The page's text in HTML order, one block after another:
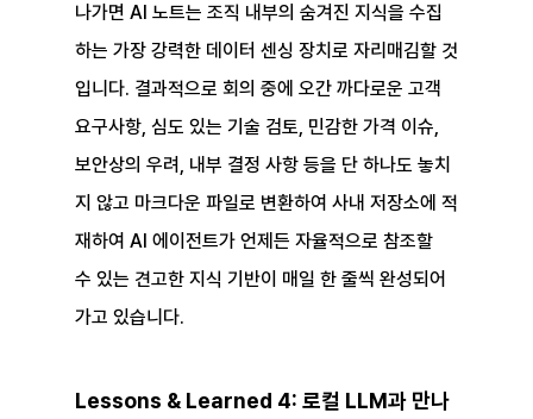
나가면 AI 노트는 조직 내부의 숨겨진 지식을 수집
하는 가장 강력한 데이터 센싱 장치로 자리매김할 것
입니다. 결과적으로 회의 중에 오간 까다로운 고객
요구사항, 심도 있는 기술 검토, 민감한 가격 이슈,
보안상의 우려, 내부 결정 사항 등을 단 하나도 놓치
지 않고 마크다운 파일로 변환하여 사내 저장소에 적
재하여 AI 에이전트가 언제든 자율적으로 참조할
수 있는 견고한 지식 기반이 매일 한 줄씩 완성되어
가고 있습니다.
Lessons & Learned 4: 로컬 LLM과 만나